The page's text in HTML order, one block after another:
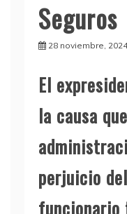
Seguros
28 noviembre, 2024
El
la causa
perjuicio
funcionario